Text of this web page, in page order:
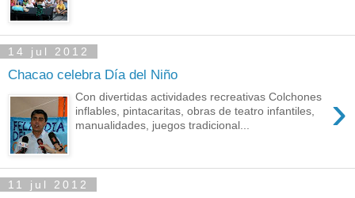
14 jul 2012
Chacao celebra Día del Niño
›
Con divertidas actividades recreativas Colchones
inflables, pintacaritas, obras de teatro infantiles,
manualidades, juegos tradicional...
11 jul 2012